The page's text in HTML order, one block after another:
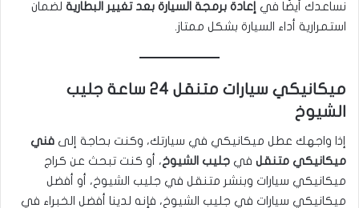
نساعدك أيضًا في إعادة برمجة السيارة بعد تغيير البطارية لضمان
استمرارية أداء السيارة بشكل ممتاز.
ميكانيكي سيارات متنقل 24 ساعة جليب
الشيوخ
إذا واجهك عطل ميكانيكي في سيارتك، وكنت بحاجة إلى فني
ميكانيكي متنقل في جليب الشيوخ، أو كنت تبحث عن كراج
ميكانيكي سيارات وبنشر متنقل في جليب الشيوخ، أو أفضل
ميكانيكي سيارات في جليب الشيوخ، فإنه لدينا أفضل الخبراء في